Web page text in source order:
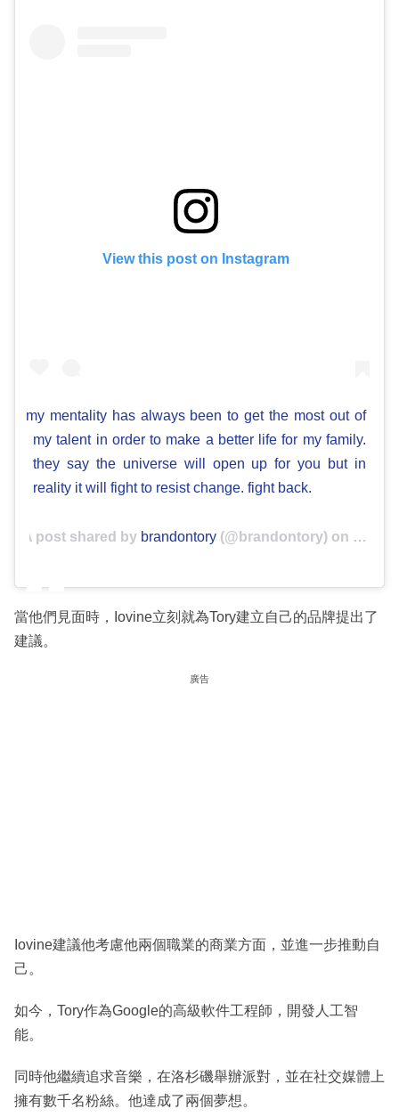
View this post on Instagram
my mentality has always been to get the most out of
my talent in order to make a better life for my family.
they say the universe will open up for you but in
reality it will fight to resist change. fight back.
A post shared by brandontory(@brandontory) on Apr 24,
當他們見面時，Iovine立刻就為Tory建立自己的品牌提出了
建議。
廣告
Iovine建議他考慮他兩個職業的商業方面，並進一步推動自
己。
如今，Tory作為Google的高級軟件工程師，開發人工智
能。
同時他繼續追求音樂，在洛杉磯舉辦派對，並在社交媒體上
擁有數千名粉絲。他達成了兩個夢想。